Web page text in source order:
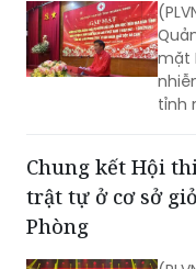
mặt
tỉnh
trào
Chung kết Hội
trật tự ở cơ sở
Phòng